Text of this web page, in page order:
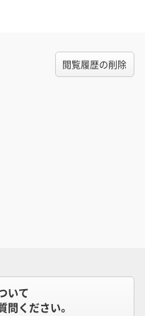
閲覧履歴の削除
いて
問ください。